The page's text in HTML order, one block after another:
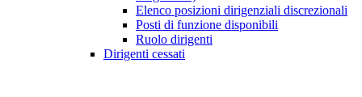
Elenco posizioni dirigenziali discrezionali
Posti di funzione disponibili
Ruolo dirigenti
Dirigenti cessati